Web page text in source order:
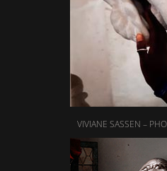
VIVIANE SASSEN –